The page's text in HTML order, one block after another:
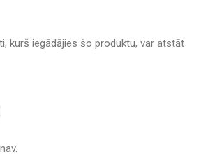
kurš iegādājies šo produktu, var atstāt